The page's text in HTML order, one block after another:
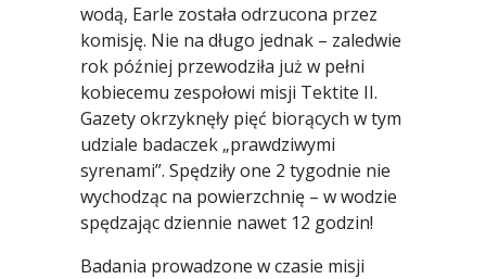
wodą, Earle została odrzucona przez
komisję. Nie na długo jednak – zaledwie
rok później przewodziła już w pełni
kobiecemu zespołowi misji Tektite II.
Gazety okrzyknęły pięć biorących w tym
udziale badaczek „prawdziwymi
syrenami”. Spędziły one 2 tygodnie nie
wychodząc na powierzchnię – w wodzie
spędzając dziennie nawet 12 godzin!
Badania prowadzone w czasie misji